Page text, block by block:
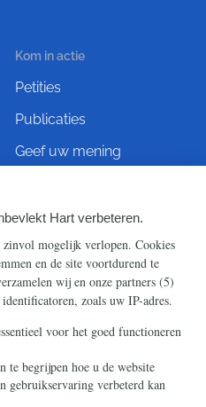
Kom in actie
Petities
Publicaties
Geef uw mening
Info
Contact
Ontvang onze Telegram-
berichten